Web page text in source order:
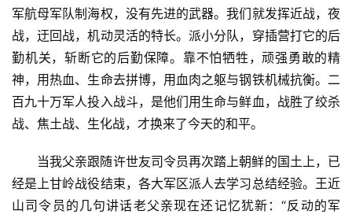
军航母军队制海权，没有先进的武器。我们就发挥近战，夜
战，迂回战，机动灵活的特长。派小分队，穿插营打它的后
勤机关，斩断它的后勤保障。靠不怕牺牲，顽强勇敢的精
神，用热血、生命去拼博，用血肉之躯与钢铁机械抗衡。二
百九十万军人投入战斗，是他们用生命与鲜血，战胜了绞杀
战、焦土战、生化战，才换来了今天的和平。
当我父亲跟随许世友司令员再次踏上朝鲜的国土上，已
经是上甘岭战役结束，各大军区派人去学习总结经验。王近
山司令员的几句讲话老父亲现在还记忆犹新：“反动的军